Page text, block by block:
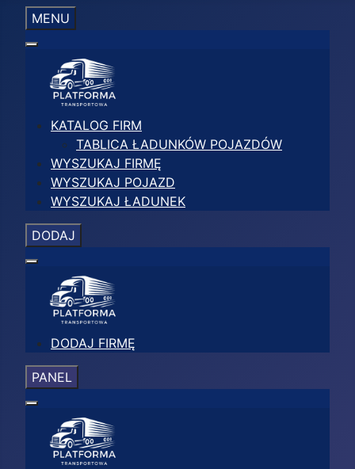
MENU
KATALOG FIRM
TABLICA ŁADUNKÓW POJAZDÓW
WYSZUKAJ FIRMĘ
WYSZUKAJ POJAZD
WYSZUKAJ ŁADUNEK
DODAJ
DODAJ FIRMĘ
PANEL